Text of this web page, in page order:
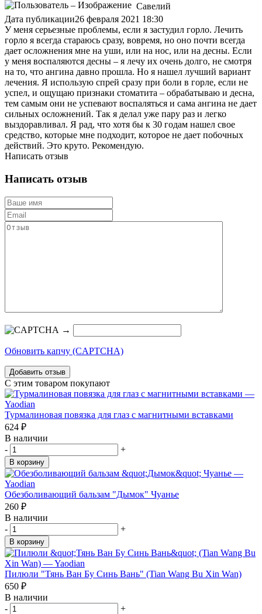
Савелий
Дата публикации26 февраля 2021 18:30
У меня серьезные проблемы, если я застудил горло. Лечить
горло я всегда стараюсь сразу, вовремя, но оно почти всегда
дает осложнения мне на уши, или на нос, или на десны. Если
у меня воспаляются десны – я лечу их очень долго, не смотря
на то, что ангина давно прошла. Но я нашел лучший вариант
лечения. Я использую спрей сразу при боли в горле, если не
успел, и ощущаю признаки стоматита – обрабатываю и десна,
тем самым они не успевают воспаляться и сама ангина не дает
сильных осложнений. Так я делал уже пару раз и легко
выздоравливал. Я рад, что хотя бы к 30 годам нашел свое
средство, которые мне подходит, которое не дает побочных
действий. Это круто. Рекомендую.
Написать отзыв
Написать отзыв
→
Обновить капчу (CAPTCHA)
С этим товаром покупают
Турмалиновая повязка для глаз с магнитными вставками
624 ₽
В наличии
-
+
В корзину
Обезболивающий бальзам "Дымок" Чуанье
260 ₽
В наличии
-
+
В корзину
Пилюли "Тянь Ван Бу Синь Вань" (Tian Wang Bu Xin Wan)
650 ₽
В наличии
-
+